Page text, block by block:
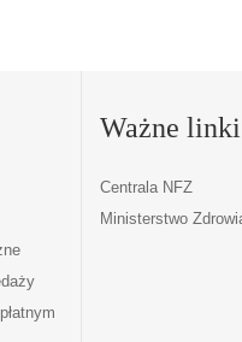
Ważne linki
Centrala NFZ
Ministerstwo